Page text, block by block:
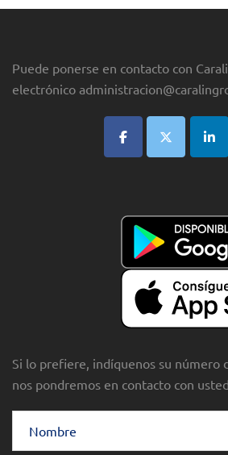
Puede ponerse en contacto con
electrónico
Si lo prefiere, indíquenos su número
nos pondremos en contacto con usted.